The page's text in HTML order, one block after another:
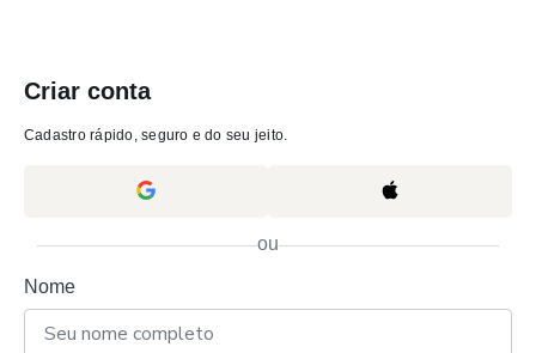
Criar conta
Cadastro rápido, seguro e do seu jeito.
ou
Nome